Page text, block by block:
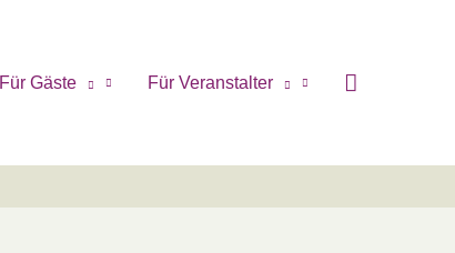
Für Gäste Für Veranstalter